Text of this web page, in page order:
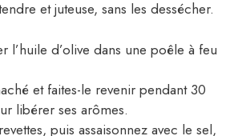
et juteuse, sans les dessécher.
l’huile d’olive dans une poêle à feu
et faites-le revenir pendant 30
libérer ses arômes.
puis assaisonnez avec le sel,